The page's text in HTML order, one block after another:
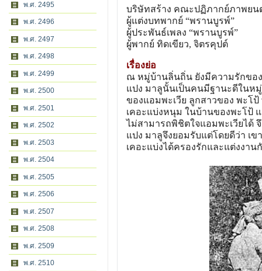
พ.ศ. 2495
พ.ศ. 2496
พ.ศ. 2497
พ.ศ. 2498
พ.ศ. 2499
พ.ศ. 2500
พ.ศ. 2501
พ.ศ. 2502
พ.ศ. 2503
พ.ศ. 2504
พ.ศ. 2505
พ.ศ. 2506
พ.ศ. 2507
พ.ศ. 2508
พ.ศ. 2509
พ.ศ. 2510
บริษัทสร้าง คณะปฏิภากย์ภาพยน
ผู้แต่งบทพากย์ “พรานบูรพ์”
ผู้ประพันธ์เพลง “พรานบูรพ์”
ผู้พากย์ ทิดเขียว, จิตรคุปต์
เรื่องย่อ
ณ หมู่บ้านลิ่นถิ่น ยังมีความรักของ
แปง มาลูนั้นเป็นคนมีฐานะดีในห
ของแอมพะเวีย ลูกสาวของ พะโ
เคอะแบ่งหนุม ในบ้านของพะโป้
ไม่สามารถพิชิตใจแอมพะเวียได้
แปง มาลูจึงยอมรับแต่โดยดีว่า เ
เคอะแบ่งได้ครองรักและแต่งงา